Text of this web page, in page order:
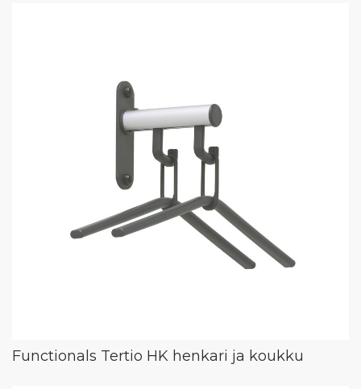
Functionals Tertio HK henkari ja koukku